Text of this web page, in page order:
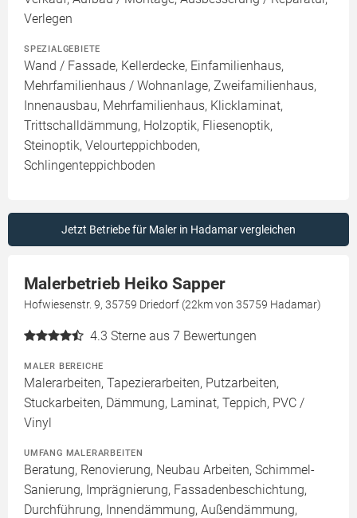
Verlegen
SPEZIALGEBIETE
Wand / Fassade, Kellerdecke, Einfamilienhaus,
Mehrfamilienhaus / Wohnanlage, Zweifamilienhaus,
Innenausbau, Mehrfamilienhaus, Klicklaminat,
Trittschalldämmung, Holzoptik, Fliesenoptik,
Steinoptik, Velourteppichboden,
Schlingenteppichboden
Jetzt Betriebe für Maler in Hadamar vergleichen
Malerbetrieb Heiko Sapper
Hofwiesenstr. 9, 35759 Driedorf (22km von 35759 Hadamar)
4.3 Sterne aus 7 Bewertungen
MALER BEREICHE
Malerarbeiten, Tapezierarbeiten, Putzarbeiten,
Stuckarbeiten, Dämmung, Laminat, Teppich, PVC /
Vinyl
UMFANG MALERARBEITEN
Beratung, Renovierung, Neubau Arbeiten, Schimmel-
Sanierung, Imprägnierung, Fassadenbeschichtung,
Durchführung, Innendämmung, Außendämmung,